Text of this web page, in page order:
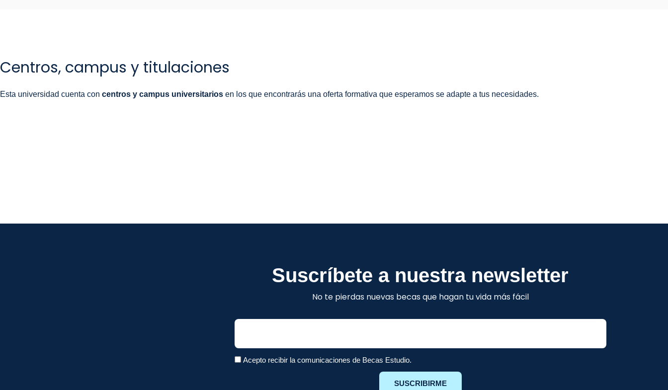
Centros, campus y titulaciones
Esta universidad cuenta con centros y campus universitarios en los que encontrarás una oferta formativa que esperamos se adapte a tus necesidades.
Suscríbete a nuestra newsletter
No te pierdas nuevas becas que hagan tu vida más fácil
Email
Acepto recibir la comunicaciones de Becas Estudio.
SUSCRIBIRME